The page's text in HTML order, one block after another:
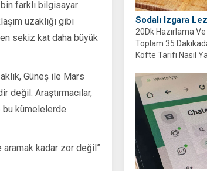
Sodalı Izgara
20Dk Hazırlama
Toplam 35
Köfte Tarifi Nasıl
farklı bilgisayar
uzaklığı gibi
sekiz kat daha büyük
Güneş ile Mars
değil. Araştırmacılar,
bu kümelelerde
aramak kadar zor değil”